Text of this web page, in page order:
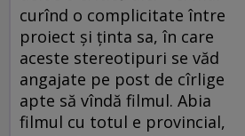
curînd o complicitate între
proiect și ținta sa, în care
aceste stereotipuri se văd
angajate pe post de cîrlige
apte să vîndă filmul. Abia
filmul cu totul e provincial,